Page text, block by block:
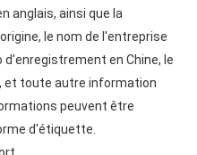
anglais, ainsi que la
le nom de l'entreprise
en Chine, le
et toute autre information
peuvent être
d'étiquette.